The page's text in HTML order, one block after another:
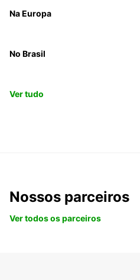
Na Europa
No Brasil
Ver tudo
Nossos parceiros
Ver todos os parceiros